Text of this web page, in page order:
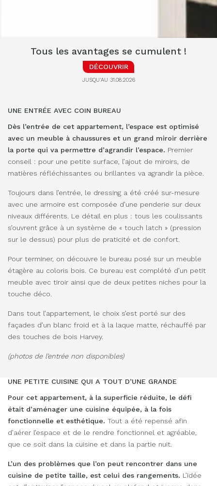
Tous les avantages se cumulent !
DÉCOUVRIR
JUSQU'AU 31.08.2026
UNE ENTRÉE AVEC COIN BUREAU
Dès l’entrée de cet appartement, l’espace est optimisé
avec un meuble à chaussures et un grand miroir derrière
la porte qui va permettre d’agrandir l’espace. Premier
conseil : pour une petite surface, l’ajout de miroirs, de
matières réfléchissantes ou brillantes va agrandir la pièce.
Toujours dans l’entrée, le dressing a été créé sur-mesure
avec une armoire est composée d’une penderie sur deux
niveaux différents. Le détail en plus : tous les coulissants
s’ouvrent grâce à un système de « touch latch » (pression
sur le dessus) pour plus de praticité et de confort.
Pour terminer, on découvre le bureau posé sur un meuble
étagère au coloris bois. Ce bureau est complété d’un petit
meuble avec tiroir ainsi que de deux petites niches pour la
touche déco.
Dans tout l’appartement, le choix s’est porté sur des
façades d’un blanc froid et à la laque matte, réchauffé par
des touches de bois Harvey.
(photos de l’entrée non disponibles)
UNE PETITE CUISINE QUI A TOUT D’UNE GRANDE
Pour cet appartement, à la superficie réduite, le défi
était d’aménager une cuisine équipée, à la fois
fonctionnelle et esthétique. Tout a été repensé afin
d’aérer l’espace et de le rendre fonctionnel et agréable,
que ce soit dans la cuisine et dans la partie nuit.
L’un des problèmes que l’on peut rencontrer dans une
cuisine de petite taille, est celui des rangements. L’idée